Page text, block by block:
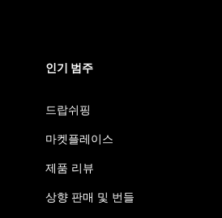
인기 범주
드랍쉬핑
마켓플레이스
제품 리뷰
상향 판매 및 번들